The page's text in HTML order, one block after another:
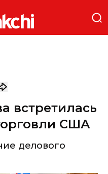
встретилась
США
делового